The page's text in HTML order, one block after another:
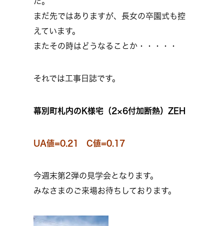
まだ先ではありますが、長女の卒園式も控
えています。
またその時はどうなることか・・・・・
それでは工事日誌です。
幕別町札内のK様宅（2×6付加断熱）ZEH
UA値=0.21 C値=0.17
今週末第2弾の見学会となります。
みなさまのご来場お待ちしております。